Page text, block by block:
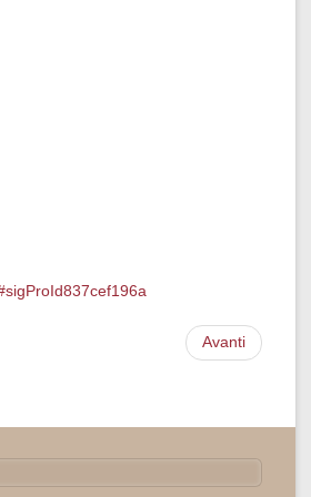
Avanti